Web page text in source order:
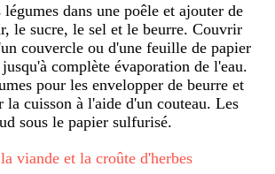
dans une poêle et ajouter de
le sucre, le sel et le beurre. Couvrir
couvercle ou d'une feuille de papier
complète évaporation de l'eau.
pour les envelopper de beurre et
cuisson à l'aide d'un couteau. Les
sous le papier sulfurisé.
viande et la croûte d'herbes